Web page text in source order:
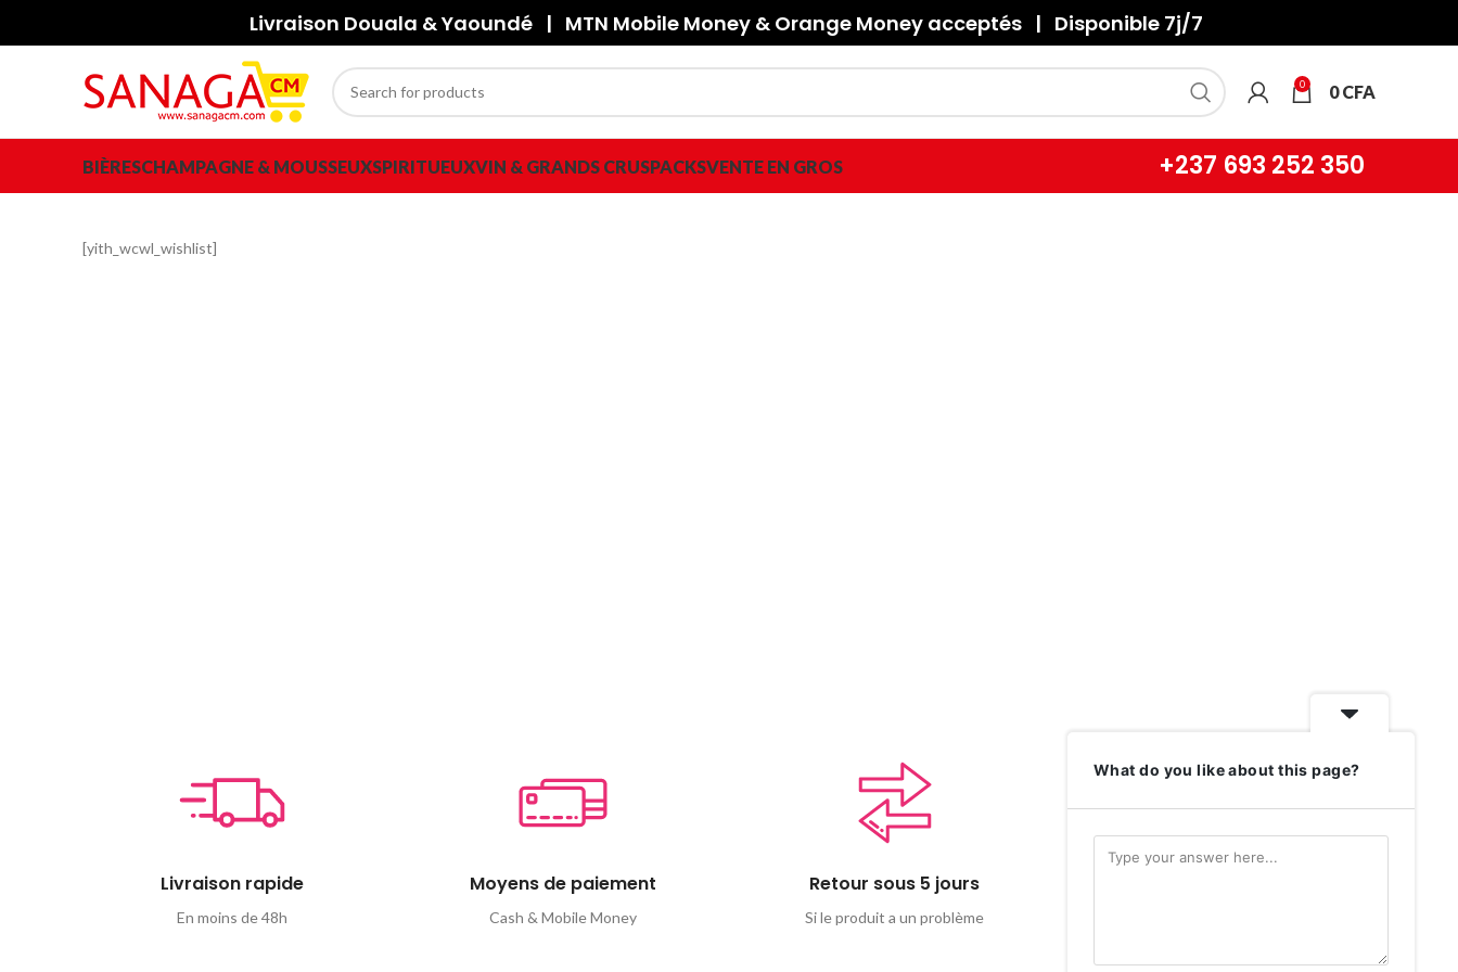
Livraison Douala & Yaoundé | MTN Mobile Money & Orange Money acceptés | Disponible 7j/7
0 0CFA
BIÈRESCHAMPAGNE & MOUSSEUXSPIRITUEUXVIN & GRANDS CRUSPACKSVENTE EN GROS +237 693 252 350
[yith_wcwl_wishlist]
Livraison rapide
En moins de 48h
Moyens de paiement
Cash & Mobile Money
Retour sous 5 jours
Si le produit a un problème
What do you like about this page?